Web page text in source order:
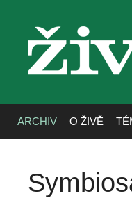
živa
ARCHIV O ŽIVĚ